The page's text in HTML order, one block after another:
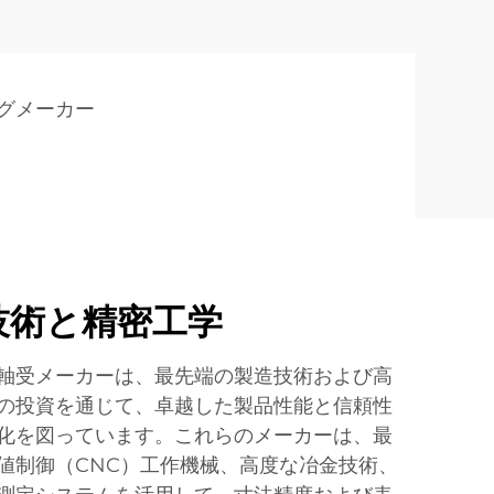
メーカー
と精密工学
受メーカーは、最先端の製造技術および高
投資を通じて、卓越した製品性能と信頼性
を図っています。これらのメーカーは、最
制御（CNC）工作機械、高度な冶金技術、